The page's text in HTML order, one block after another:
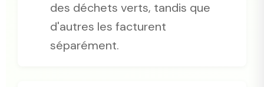
des déchets verts, tandis que
d'autres les facturent
séparément.